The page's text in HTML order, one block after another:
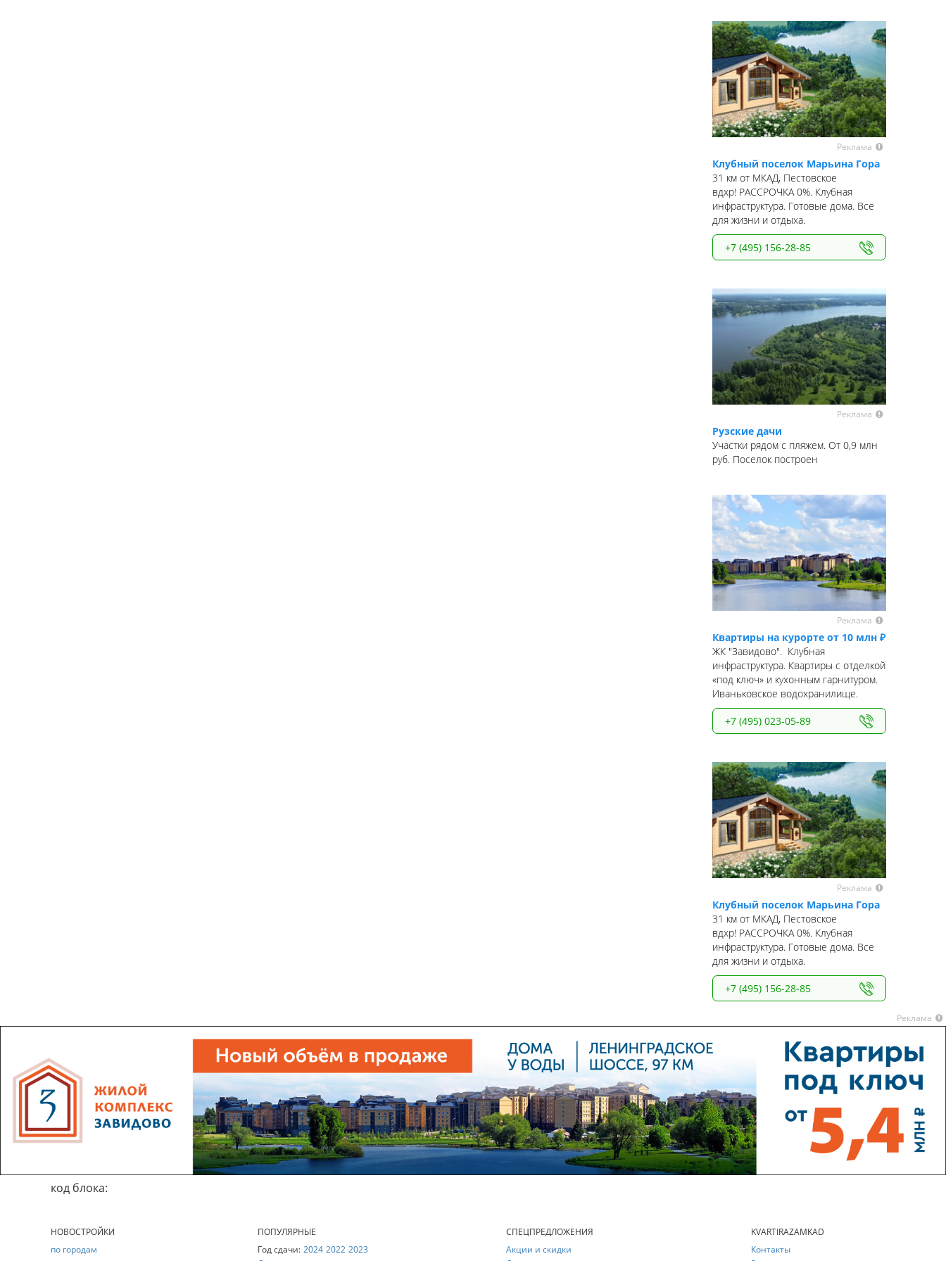
Реклама
Клубный поселок Марьина Гора
31 км от МКАД, Пестовское
вдхр! РАССРОЧКА 0%. Клубная
инфраструктура. Готовые дома. Все
для жизни и отдыха.
+7 (495) 156-28-85
Реклама
Рузские дачи
Участки рядом с пляжем. От 0,9 млн
руб. Поселок построен
Реклама
Квартиры на курорте от 10 млн ₽
ЖК "Завидово". Клубная
инфраструктура. Квартиры с отделкой
«под ключ» и кухонным гарнитуром.
Иваньковское водохранилище.
+7 (495) 023-05-89
Реклама
Клубный поселок Марьина Гора
31 км от МКАД, Пестовское
вдхр! РАССРОЧКА 0%. Клубная
инфраструктура. Готовые дома. Все
для жизни и отдыха.
+7 (495) 156-28-85
Реклама
код блока:
НОВОСТРОЙКИ
по городам
ПОПУЛЯРНЫЕ
Год сдачи: 2024 2022 2023
СПЕЦПРЕДЛОЖЕНИЯ
Акции и скидки
KVARTIRAZAMKAD
Контакты